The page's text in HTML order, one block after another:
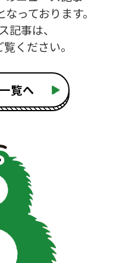
っております。
記事は、
ください。
覧へ